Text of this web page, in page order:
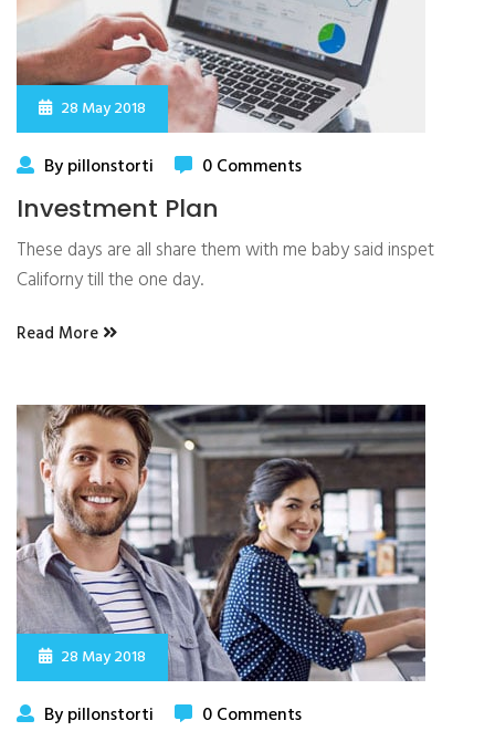
28 May 2018
By pillonstorti 0 Comments
Investment Plan
These days are all share them with me baby said inspet
Californy till the one day.
Read More
28 May 2018
By pillonstorti 0 Comments